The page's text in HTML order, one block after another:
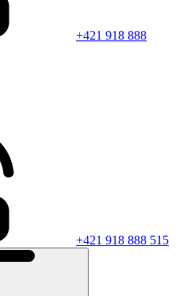
+421 918 888
+421 918 888 515